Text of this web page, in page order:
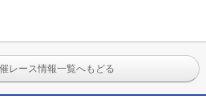
レース情報一覧へもどる